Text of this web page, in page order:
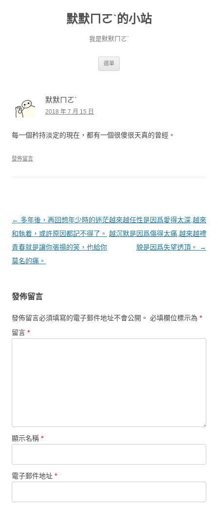
默默ㄇㄛˋ的小站
我是默默ㄇㄛˋ
選單
默默ㄇㄛˋ
2018 年 7 月 15 日
每一個矜持淡定的現在，都有一個很傻很天真的曾經。
發佈留言
文章導覽
← 多年後，再回想年少時的迷茫
和執着，或許原因都記不得了。
青春就是讓你張揚的笑，也給你
莫名的痛。
越來越任性是因爲愛得太深,越來
越沉默是因爲傷得太痛,越來越禮
貌是因爲失望透頂。
→
發佈留言
發佈留言必須填寫的電子郵件地址不會公開。 必填欄位標示為 *
留言 *
顯示名稱 *
電子郵件地址 *